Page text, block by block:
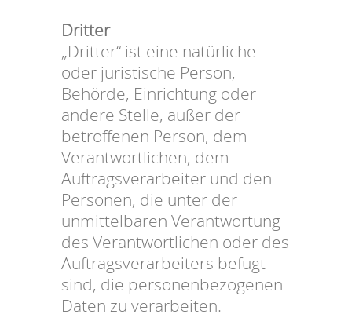
Dritter
„Dritter“ ist eine natürliche
oder juristische Person,
Behörde, Einrichtung oder
andere Stelle, außer der
betroffenen Person, dem
Verantwortlichen, dem
Auftragsverarbeiter und den
Personen, die unter der
unmittelbaren Verantwortung
des Verantwortlichen oder des
Auftragsverarbeiters befugt
sind, die personenbezogenen
Daten zu verarbeiten.